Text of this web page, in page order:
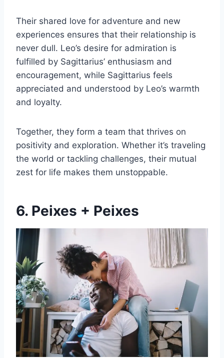
Their shared love for adventure and new
experiences ensures that their relationship is
never dull. Leo’s desire for admiration is
fulfilled by Sagittarius’ enthusiasm and
encouragement, while Sagittarius feels
appreciated and understood by Leo’s warmth
and loyalty.
Together, they form a team that thrives on
positivity and exploration. Whether it’s traveling
the world or tackling challenges, their mutual
zest for life makes them unstoppable.
6. Peixes + Peixes